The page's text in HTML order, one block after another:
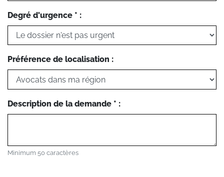
Degré d'urgence * :
Préférence de localisation :
Description de la demande * :
Minimum 50 caractères